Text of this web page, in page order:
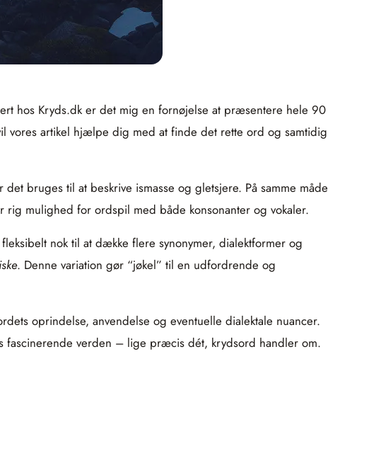
hos Kryds.dk er det mig en fornøjelse at præsentere hele 90
vores artikel hjælpe dig med at finde det rette ord og samtidig
bruges til at beskrive ismasse og gletsjere. På samme måde
rig mulighed for ordspil med både konsonanter og vokaler.
nok til at dække flere synonymer, dialektformer og
. Denne variation gør “jøkel” til en udfordrende og
oprindelse, anvendelse og eventuelle dialektale nuancer.
fascinerende verden – lige præcis dét, krydsord handler om.